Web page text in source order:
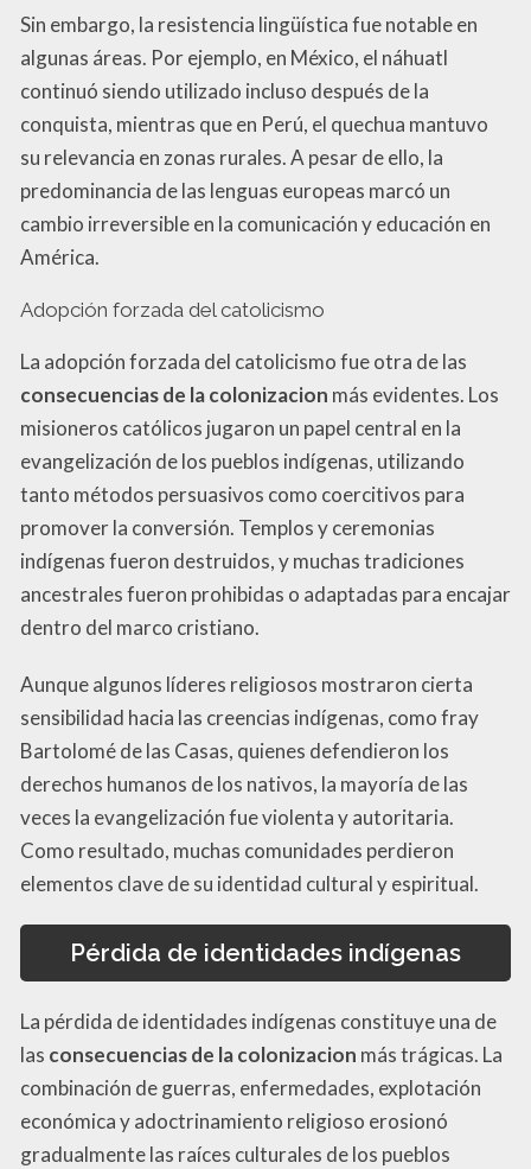
Sin embargo, la resistencia lingüística fue notable en
algunas áreas. Por ejemplo, en México, el náhuatl
continuó siendo utilizado incluso después de la
conquista, mientras que en Perú, el quechua mantuvo
su relevancia en zonas rurales. A pesar de ello, la
predominancia de las lenguas europeas marcó un
cambio irreversible en la comunicación y educación en
América.
Adopción forzada del catolicismo
La adopción forzada del catolicismo fue otra de las
consecuencias de la colonizacion más evidentes. Los
misioneros católicos jugaron un papel central en la
evangelización de los pueblos indígenas, utilizando
tanto métodos persuasivos como coercitivos para
promover la conversión. Templos y ceremonias
indígenas fueron destruidos, y muchas tradiciones
ancestrales fueron prohibidas o adaptadas para encajar
dentro del marco cristiano.
Aunque algunos líderes religiosos mostraron cierta
sensibilidad hacia las creencias indígenas, como fray
Bartolomé de las Casas, quienes defendieron los
derechos humanos de los nativos, la mayoría de las
veces la evangelización fue violenta y autoritaria.
Como resultado, muchas comunidades perdieron
elementos clave de su identidad cultural y espiritual.
Pérdida de identidades indígenas
La pérdida de identidades indígenas constituye una de
las consecuencias de la colonizacion más trágicas. La
combinación de guerras, enfermedades, explotación
económica y adoctrinamiento religioso erosionó
gradualmente las raíces culturales de los pueblos